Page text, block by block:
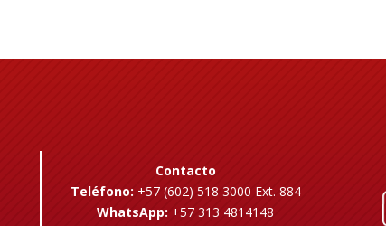
Contacto
Teléfono: +57 (602) 518 3000 Ext. 884
WhatsApp: +57 313 4814148